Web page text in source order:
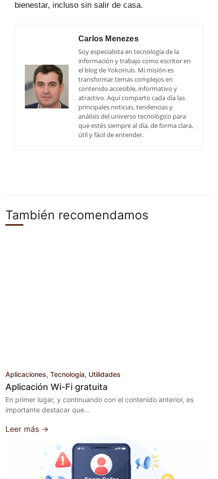
bienestar, incluso sin salir de casa.
Carlos Menezes
Soy especialista en tecnología de la
información y trabajo como escritor en
el blog de YokoHub. Mi misión es
transformar temas complejos en
contenido accesible, informativo y
atractivo. Aquí comparto cada día las
principales noticias, tendencias y
análisis del universo tecnológico para
que estés siempre al día, de forma clara,
útil y fácil de entender.
También recomendamos
Aplicaciones Tecnología Utilidades
Aplicación Wi-Fi gratuita
En primer lugar, y continuando con el contenido anterior, es
importante destacar que...
Leer más →